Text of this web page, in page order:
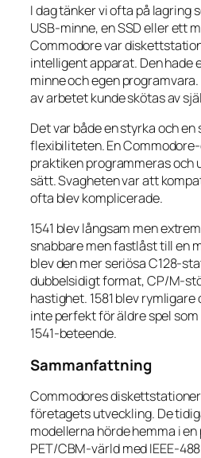
I dag tänker vi ofta på lagring
USB-minne, en SSD eller ett
Commodore var
intelligent apparat. Den hade
minne och egen
av arbetet kunde skötas av
Det var både en styrka och
flexibiliteten. En
praktiken programmeras och
sätt. Svagheten var att
ofta blev komplicerade.
1541 blev långsam men
snabbare men fastlåst till en
blev den mer seriösa C128-
dubbelsidigt format, CP/M-
hastighet. 1581 blev
inte perfekt för äldre spel
1541-beteende.
Sammanfattning
Commodores
företagets utveckling. De
modellerna hörde hemma i
PET/CBM-värld med IEEE-